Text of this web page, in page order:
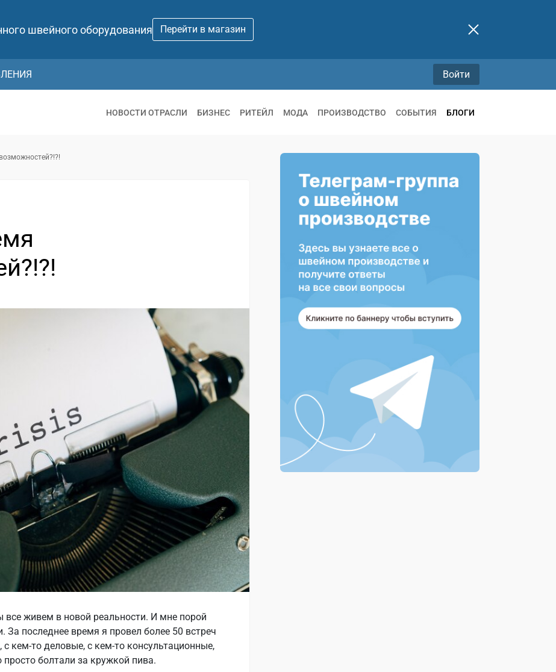
швейного оборудования Перейти в магазин
Войти
НОВОСТИ ОТРАСЛИ БИЗНЕС РИТЕЙЛ МОДА ПРОИЗВОДСТВО СОБЫТИЯ БЛОГИ
живем в новой реальности. И мне порой
За последнее время я провел более 50 встреч
кем-то деловые, с кем-то консультационные,
просто болтали за кружкой пива.